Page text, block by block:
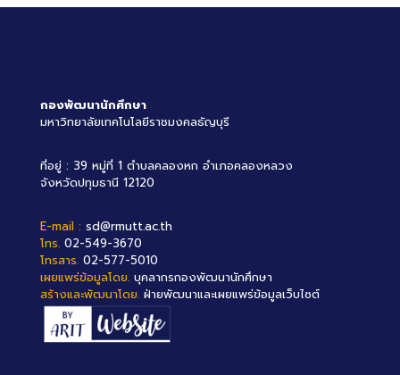
กองพัฒนานักศึกษา
มหาวิทยาลัยเทคโนโลยีราชมงคลธัญบุรี
ที่อยู่ : 39 หมู่ที่ 1 ตำบลคลองหก อำเภอคลองหลวง
จังหวัดปทุมธานี 12120
E-mail : sd@rmutt.ac.th
โทร. 02-549-3670
โทรสาร. 02-577-5010
เผยแพร่ข้อมูลโดย. บุคลากรกองพัฒนานักศึกษา
สร้างและพัฒนาโดย. ฝ่ายพัฒนาและเผยแพร่ข้อมูลเว็บไซต์